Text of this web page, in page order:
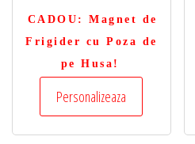
CADOU : Magnet de
Frigider cu Poza de
pe Husa!
Personalizeaza